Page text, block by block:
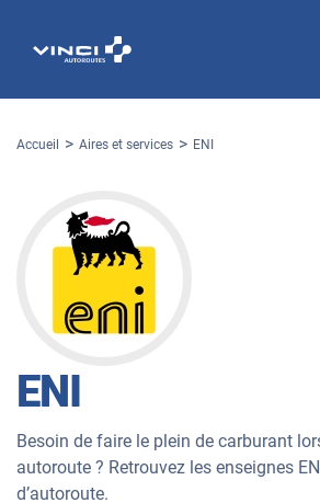
Accueil Aires et services ENI
ENI
Besoin de faire le plein de carburant
autoroute ? Retrouvez les enseignes
d’autoroute.